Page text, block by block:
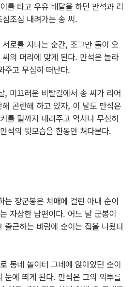
를 타고 우유 배달을 하던 만석과 리
조심 내려가는 송 씨.
로를 지나는 순간, 조그만 돌이 오
의 머리에 맞게 된다. 만석은 놀라
주고 무심히 떠난다.
, 미끄러운 비탈길에서 송 씨가 리어
곤란해 하고 있자, 이 날도 만석은
를 밑까지 내려주고 역시나 무심히
석의 뒷모습을 한동안 쳐다본다.
는 장군봉은 치매에 걸린 아내 순이
자상한 남편이다. 어느 날 군봉이
출근하는 바람에 순이는 집을 나왔다
동네 놀이터 그네에 앉아있던 순이
눈에 띄게 된다. 만석은 그의 외투를